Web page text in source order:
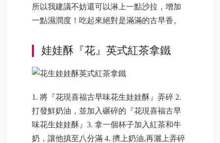
所以我建議不妨還可以淋上一點沙拉，增加
一點濕潤度！吃起來絕對是滿滿的古早香。
娃娃酥『花』英式紅茶拿鐵
1. 將『花現喜福古早味花生娃娃酥』弄碎 2.
打發鮮奶油，並加入碾碎的『花現喜福古早
味花生娃娃酥』3. 拿一個杯子加入紅茶和牛
奶，讓他搷至八分滿 4. 擠上奶油,再灑上弄碎